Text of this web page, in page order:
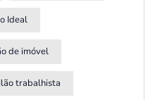
Ideal
de imóvel
trabalhista